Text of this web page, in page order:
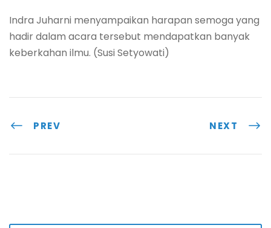
Indra Juharni menyampaikan harapan semoga yang
hadir dalam acara tersebut mendapatkan banyak
keberkahan ilmu. (Susi Setyowati)
PREV NEXT